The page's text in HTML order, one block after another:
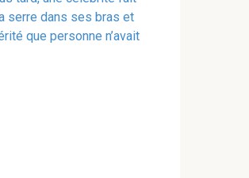
serre dans ses bras et
que personne n’avait